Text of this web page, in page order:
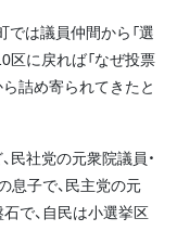
では議員仲間から「選
区に戻れば「なぜ投票
ら詰め寄られてきたと
民社党の元衆院議員・
息子で、民主党の元
で、自民は小選挙区